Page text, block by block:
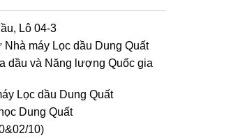
Lô 04-3
máy Lọc dầu Dung Quất
dầu và Năng lượng Quốc gia
Lọc dầu Dung Quất
Dung Quất
10)